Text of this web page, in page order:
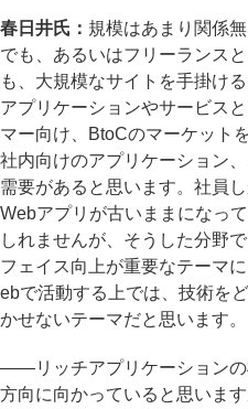
春日井氏： 規模はあまり関係
でも、あるいはフリーランス
も、大規模なサイトを手掛け
アプリケーションやサービス
マー向け、BtoCのマーケット
社内向けのアプリケーション
需要があると思います。社員
Webアプリが古いままになっ
しれませんが、そうした分野
フェイス向上が重要なテーマ
ebで活動する上では、技術を
かせないテーマだと思います。
――リッチアプリケーションの
方向に向かっていると思いま